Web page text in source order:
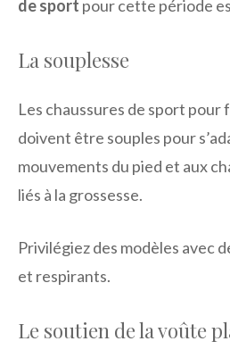
de sport pour cette période
La souplesse
Les chaussures de sport pour
doivent être souples pour
mouvements du pied et aux
liés à la grossesse.
Privilégiez des modèles avec
et respirants.
Le soutien de la voûte